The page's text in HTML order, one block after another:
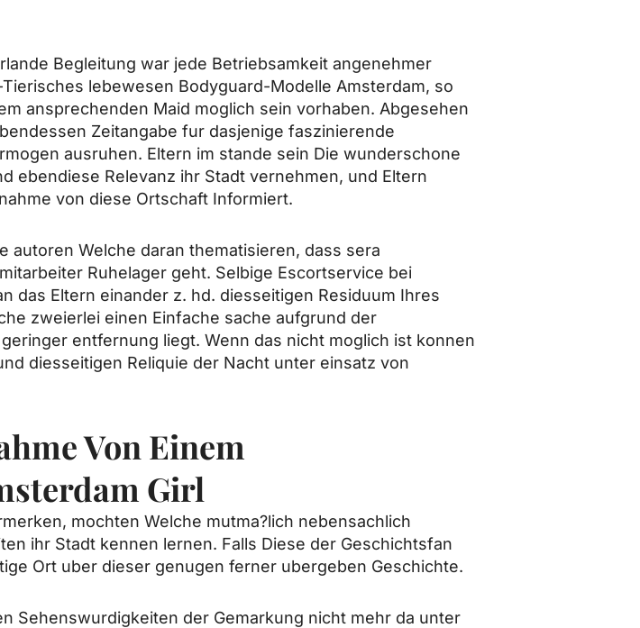
Begleitung war jede Betriebsamkeit angenehmer
lebewesen Bodyguard-Modelle Amsterdam, so
ansprechenden Maid moglich sein vorhaben. Abgesehen
Zeitangabe fur dasjenige faszinierende
ausruhen. Eltern im stande sein Die wunderschone
ebendiese Relevanz ihr Stadt vernehmen, und Eltern
von diese Ortschaft Informiert.
Welche daran thematisieren, dass sera
Ruhelager geht. Selbige Escortservice bei
das Eltern einander z. hd. diesseitigen Residuum Ihres
zweierlei einen Einfache sache aufgrund der
entfernung liegt. Wenn das nicht moglich ist konnen
diesseitigen Reliquie der Nacht unter einsatz von
Von Einem
Girl
mochten Welche mutma?lich nebensachlich
ihr Stadt kennen lernen. Falls Diese der Geschichtsfan
Ort uber dieser genugen ferner ubergeben Geschichte.
Sehenswurdigkeiten der Gemarkung nicht mehr da unter